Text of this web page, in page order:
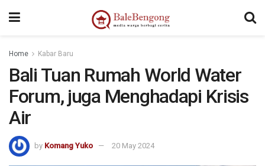
Home Kabar Baru
Bali Tuan Rumah World Water
Forum, juga Menghadapi Krisis
Air
by Komang Yuko 20 May 2024